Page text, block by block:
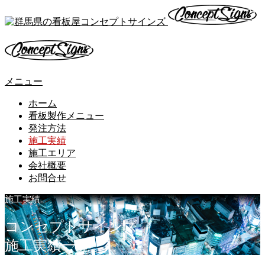
メニュー
ホーム
看板製作メニュー
発注方法
施工実績
施工エリア
会社概要
お問合せ
施工実績
コンセプトサインズ
施工実績一覧